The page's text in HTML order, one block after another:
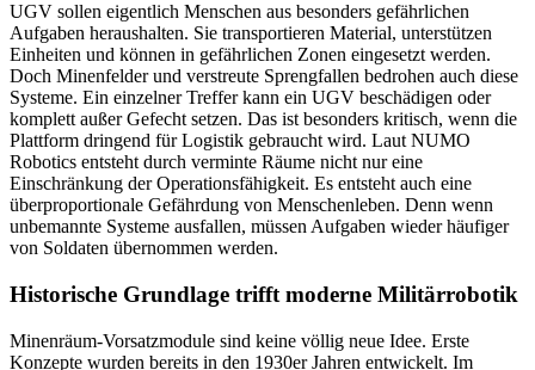
UGV sollen eigentlich Menschen aus besonders gefährlichen
Aufgaben heraushalten. Sie transportieren Material, unterstützen
Einheiten und können in gefährlichen Zonen eingesetzt werden.
Doch Minenfelder und verstreute Sprengfallen bedrohen auch diese
Systeme. Ein einzelner Treffer kann ein UGV beschädigen oder
komplett außer Gefecht setzen. Das ist besonders kritisch, wenn die
Plattform dringend für Logistik gebraucht wird. Laut NUMO
Robotics entsteht durch verminte Räume nicht nur eine
Einschränkung der Operationsfähigkeit. Es entsteht auch eine
überproportionale Gefährdung von Menschenleben. Denn wenn
unbemannte Systeme ausfallen, müssen Aufgaben wieder häufiger
von Soldaten übernommen werden.
Historische Grundlage trifft moderne Militärrobotik
Minenräum-Vorsatzmodule sind keine völlig neue Idee. Erste
Konzepte wurden bereits in den 1930er Jahren entwickelt. Im